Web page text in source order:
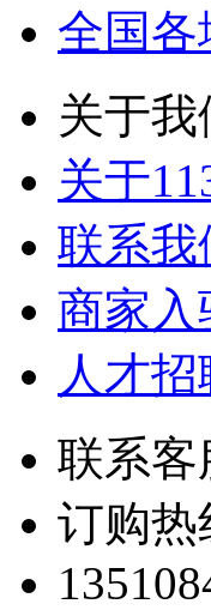
全国各
关于我
关于
联系我
商家入
人才招
联系客
订购热